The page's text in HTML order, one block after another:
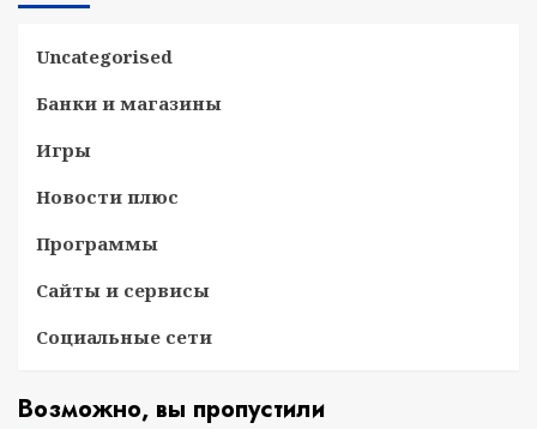
Uncategorised
Банки и магазины
Игры
Новости плюс
Программы
Сайты и сервисы
Социальные сети
Возможно, вы пропустили